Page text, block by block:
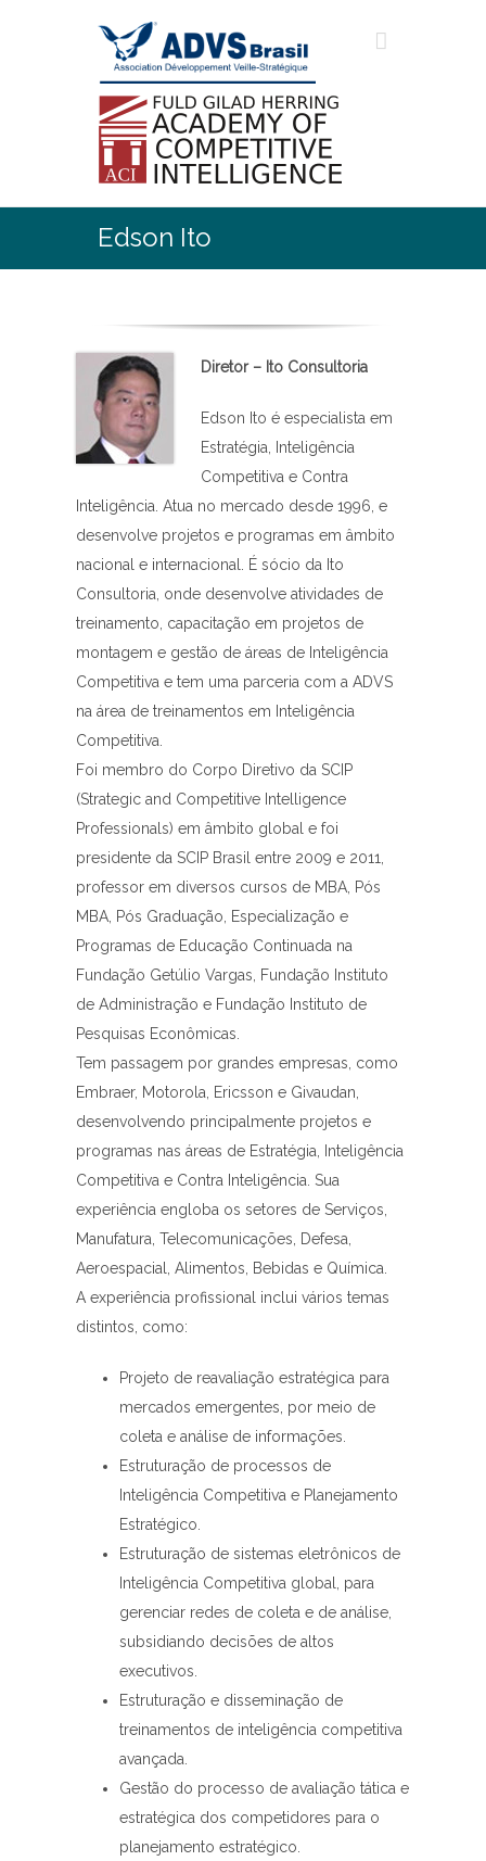
Edson Ito
Diretor – Ito Consultoria
Edson Ito é especialista em
Estratégia, Inteligência
Competitiva e Contra
Inteligência. Atua no mercado desde 1996, e
desenvolve projetos e programas em âmbito
nacional e internacional. É sócio da Ito
Consultoria, onde desenvolve atividades de
treinamento, capacitação em projetos de
montagem e gestão de áreas de Inteligência
Competitiva e tem uma parceria com a ADVS
na área de treinamentos em Inteligência
Competitiva.
Foi membro do Corpo Diretivo da SCIP
(Strategic and Competitive Intelligence
Professionals) em âmbito global e foi
presidente da SCIP Brasil entre 2009 e 2011,
professor em diversos cursos de MBA, Pós
MBA, Pós Graduação, Especialização e
Programas de Educação Continuada na
Fundação Getúlio Vargas, Fundação Instituto
de Administração e Fundação Instituto de
Pesquisas Econômicas.
Tem passagem por grandes empresas, como
Embraer, Motorola, Ericsson e Givaudan,
desenvolvendo principalmente projetos e
programas nas áreas de Estratégia, Inteligência
Competitiva e Contra Inteligência. Sua
experiência engloba os setores de Serviços,
Manufatura, Telecomunicações, Defesa,
Aeroespacial, Alimentos, Bebidas e Química.
A experiência profissional inclui vários temas
distintos, como:
Projeto de reavaliação estratégica para
mercados emergentes, por meio de
coleta e análise de informações.
Estruturação de processos de
Inteligência Competitiva e Planejamento
Estratégico.
Estruturação de sistemas eletrônicos de
Inteligência Competitiva global, para
gerenciar redes de coleta e de análise,
subsidiando decisões de altos
executivos.
Estruturação e disseminação de
treinamentos de inteligência competitiva
avançada.
Gestão do processo de avaliação tática e
estratégica dos competidores para o
planejamento estratégico.